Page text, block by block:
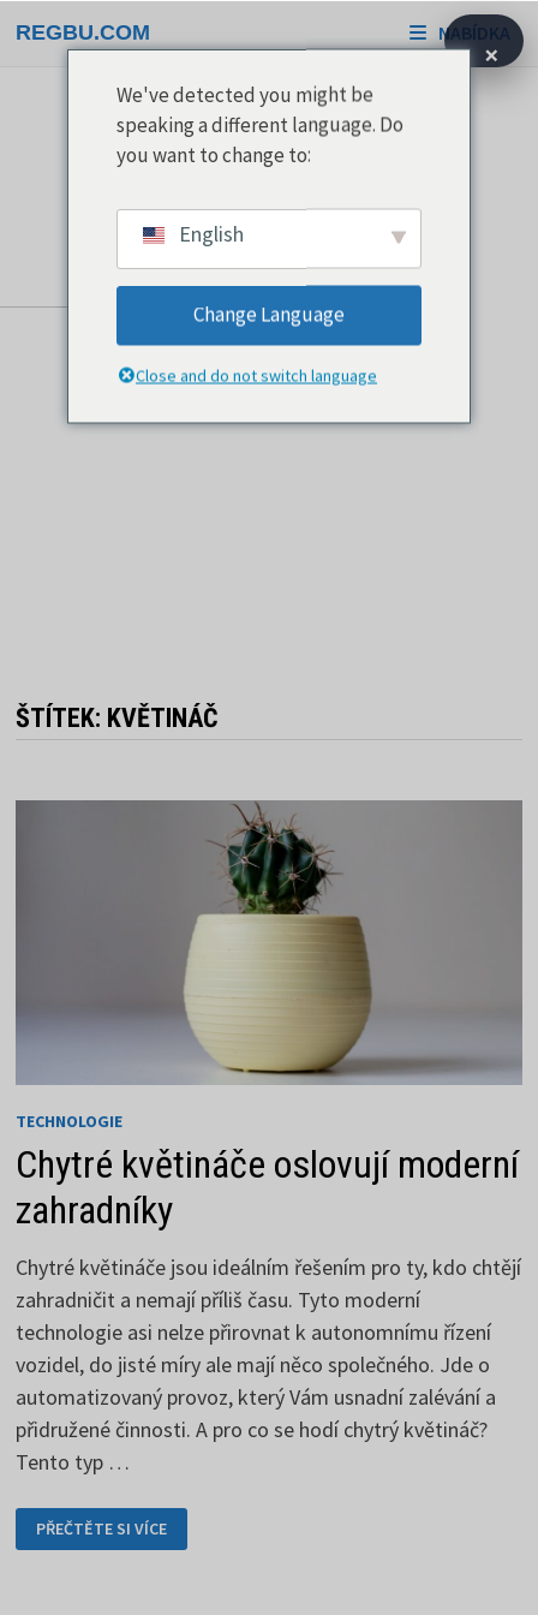
na
REGBU.COM NABÍDKA
ŠTÍTEK: KVĚTINÁČ
TECHNOLOGIE
Chytré květináče oslovují moderní
zahradníky
Chytré květináče jsou ideálním řešením pro ty, kdo chtějí
zahradničit a nemají příliš času. Tyto moderní
technologie asi nelze přirovnat k autonomnímu řízení
vozidel, do jisté míry ale mají něco společného. Jde o
automatizovaný provoz, který Vám usnadní zalévání a
přidružené činnosti. A pro co se hodí chytrý květináč?
Tento typ …
CHYTRÉ
KVĚTINÁČE
OSLOVUJÍ
PŘEČTĚTE SI VÍCE
×
We've detected you might be
speaking a different language. Do
you want to change to:
English
Change Language
Close and do not switch language